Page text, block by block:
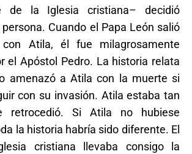
de la Iglesia cristiana– decidió
Cuando el Papa León salió
Atila, él fue milagrosamente
el Apóstol Pedro. La historia relata
amenazó a Atila con la muerte si
con su invasión. Atila estaba tan
retrocedió. Si Atila no hubiese
la historia habría sido diferente. El
cristiana llevaba consigo la